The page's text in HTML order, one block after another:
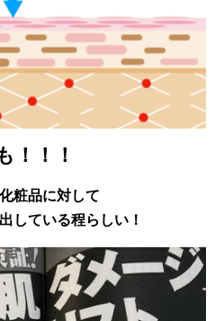
！！！
粧品に対して
している程らしい！